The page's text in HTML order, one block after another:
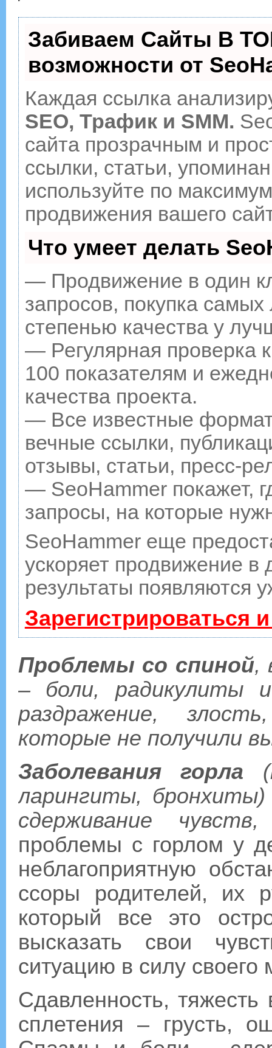
Забиваем Сайты В
возможности от
Каждая ссылка
SEO, Трафик и SMM.
сайта прозрачным и
ссылки, статьи,
используйте по
продвижения вашего
Что умеет делать
— Продвижение в один
запросов, покупка
степенью качества у
— Регулярная проверка
100 показателям и
качества проекта.
— Все известные
вечные ссылки,
отзывы, статьи, пресс-
— SeoHammer покажет,
запросы, на которые
SeoHammer еще
ускоряет продвижение в
результаты появляются
Зарегистрироваться
Проблемы со спиной,
– боли, радикулиты
раздражение,
которые не получили
Заболевания горла
ларингиты, бронхиты)
сдерживание чувств,
проблемы с горлом у
неблагоприятную
ссоры родителей, их
который все это
высказать свои
ситуацию в силу своего
Сдавленность, тяжесть
сплетения – грусть,